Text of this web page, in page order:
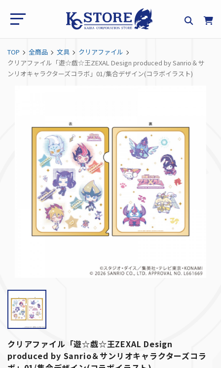
TOP 全商品 文具
クリアファイル
クリアファイル「遊☆戯☆王ZEXAL Design produced by Sanrio＆サ
ンリオキャラクターズコラボ」01/集合デザイン(コラボイラスト)
クリアファイル「遊☆戯☆王ZEXAL Design
produced by Sanrio＆サンリオキャラクターズコラ